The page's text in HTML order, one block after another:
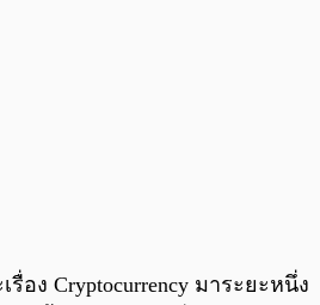
รื่อง Cryptocurrency มาระยะหนึ่ง